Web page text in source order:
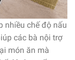
nhiều chế độ nấu
các bà nội trợ
món ăn mà